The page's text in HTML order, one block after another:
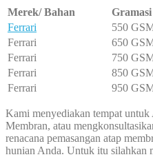
Merek/ Bahan Gramasi
Ferrari
550
Ferrari
650
Ferrari
750
Ferrari
850
Ferrari
950
Kami menyediakan tempat untuk
Membran, atau
renacana pemasangan atap
hunian Anda. Untuk itu silahkan